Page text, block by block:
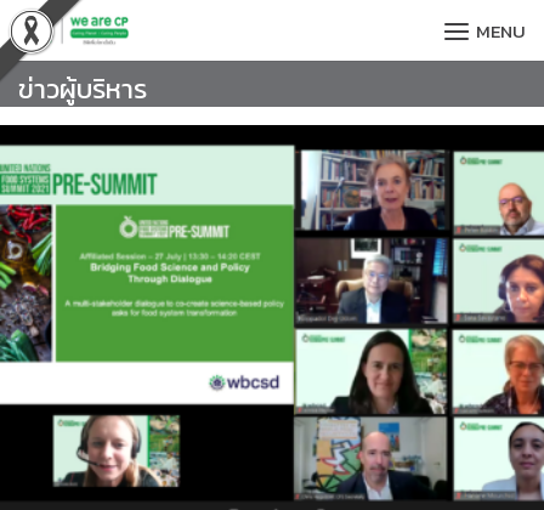
Skip
to
content
MENU
ข่าวผู้บริหาร